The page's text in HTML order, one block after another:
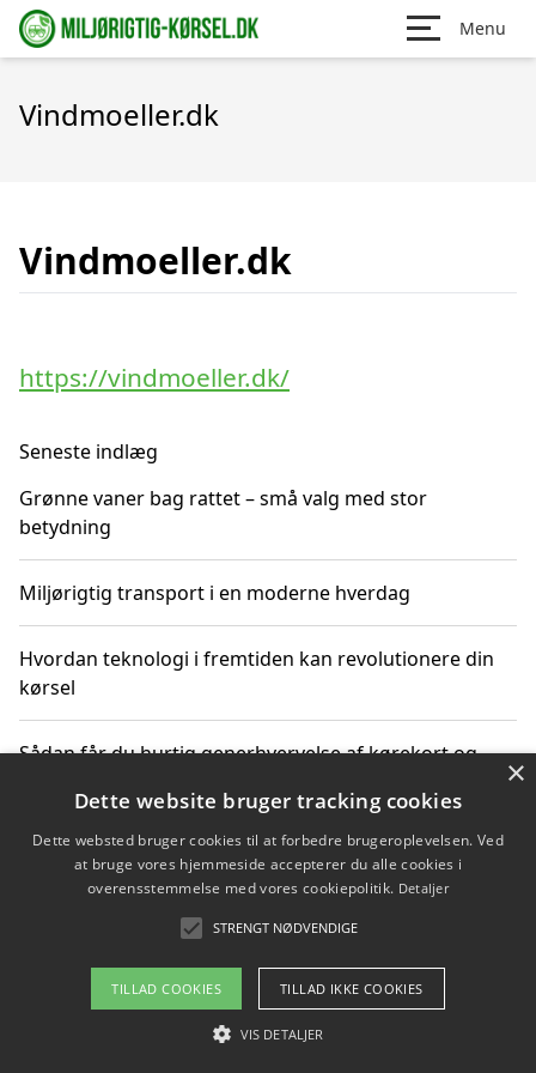
Menu
Vindmoeller.dk
Vindmoeller.dk
https://vindmoeller.dk/
Seneste indlæg
Grønne vaner bag rattet – små valg med stor
betydning
Miljørigtig transport i en moderne hverdag
Hvordan teknologi i fremtiden kan revolutionere din
kørsel
Sådan får du hurtig generhvervelse af kørekort og
Sådan lærer du miljørigtig kørsel hos en køreskole i
Gentofte
Copyright 2026 - Pilanto Aps
Om / kontakt
×
Dette website bruger tracking cookies
Dette websted bruger cookies til at forbedre brugeroplevelsen. Ved
at bruge vores hjemmeside accepterer du alle cookies i
overensstemmelse med vores cookiepolitik. Detaljer
STRENGT NØDVENDIGE
TILLAD COOKIES TILLAD IKKE COOKIES
VIS DETALJER